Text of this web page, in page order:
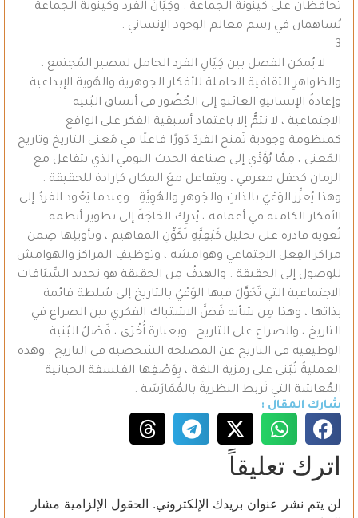
تُحافظان على كَينونة الجماعة . وكِيَانُ الفرد وكَينونةُ الجماعة
يُساهمان في رسم معالم الوجود الإنساني .
3
لا يُمكن الفصل بين كِيَانِ الفرد الحامل لمصير المُجتمع ،
والظواهرِ الثقافية الحاملة للأفكار الجوهرية والهُوية الإبداعية .
وإعادةُ الإنسانيةِ الغائبةِ إلى الحُضُور في أنساق البُنية
الاجتماعية ، لا تتمُّ إلا باعتماد أسبقية الفكر على الواقع
كمنظومة وجودية تَمنح الفردَ دَورًا فاعلًا في مَعنى التاريخ وتاريخ
المَعنى ، مِمَّا يُؤَدِّي إلى صناعة الحدث اليومي الذي يتفاعل مع
الزمان كحقل معرفي ، ويتفاعل معَ المكان كإرادة للحقيقة .
وهذا يُعزِّز الوَعْيَ بالذاتِ والجَوهرِ والهُوِيَّةِ . وعِندما يَعُود الفردُ إلى
الأفكار الكامنة في أعماقه ، يُدرِك الحَاجَةَ إلى تطوير أنظمة
لُغوية قادرة على تحليل كَيْفِيَّةِ تَكَوُّنِ المفاهيم ، وتأويلِها ضِمن
مراكز الفِعل الاجتماعي وهوامشه ، وتوظيفِ المراكز والهوامش
للوصول إلى الحقيقة . والهدفُ مِن الحقيقة هو تحديد السِّيَاقات
الاجتماعية التي تَحَوَّلَ فيها الوَعْيُ بالتاريخ إلى سُلطة قائمة
بذاتها ، وهذا مِن شأنه فَضَّ الاشتباك الفكري بين الصراع في
التاريخ ، والصراع على التاريخ . وبعبارة أُخْرَى ، فَصْلُ البُنية
الوظيفية في التاريخ عن المصلحة الشخصية في التاريخ . وهذه
العمليةُ تُبَنى على رمزية اللغة ، بِوَصْفِها الفلسفة الحياتية
المُعاشة التي تَربط النظريةَ بالمُمَارَسَة .
شارك المقال :
اترك تعليقاً
لن يتم نشر عنوان بريدك الإلكتروني. الحقول الإلزامية مشار